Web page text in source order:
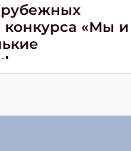
конкурса «Мы и